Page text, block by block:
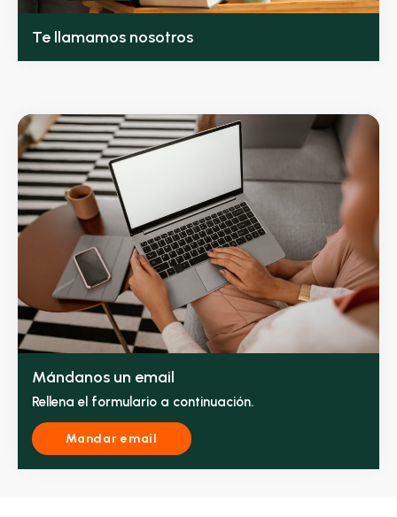
Te llamamos nosotros
Mándanos un email
Rellena el formulario a continuación.
Mandar email